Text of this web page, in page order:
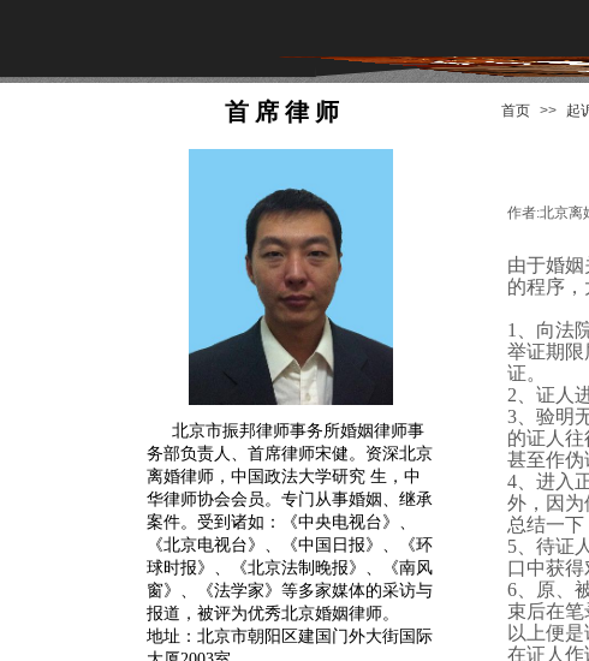
首 席 律 师 首页 >> 起
作者:北京离
由于婚
的程序，
1 、向法
举证期限
证。
2 、证人
3 、验明
的证人
甚至作伪
4 、进入
外，因为
总结一下
5 、待证
口中获得
6 、原、
束后在笔
以上便
在证人作
北京市振邦律师事务所婚姻律师事
务部负责人、首席律师宋健。 资深北京
离婚律师 ，中国政法大学研究 生，中
华律师协会会员。专门从事婚姻、继承
案件。受到诸如：《中央电视台》、
《北京电视台》、《中国日报》、《环
球时报》、《北京法制晚报》、《南风
窗》、《法学家》等多家媒体的采访与
报道，被评为优秀北京婚姻律师。
地址：北京市朝阳区建国门外大街国际